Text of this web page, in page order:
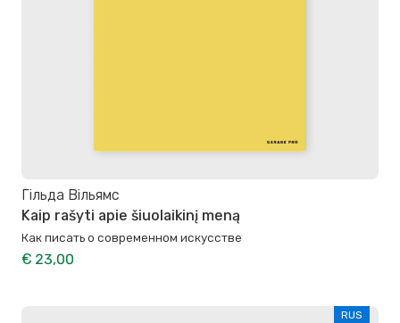
Гільда Вільямс
Kaip rašyti apie šiuolaikinį meną
Как писать о современном искусстве
€ 23,00
RUS